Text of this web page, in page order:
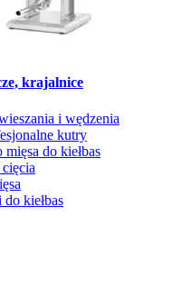
krajalnice
i wędzenia
kutry
do kiełbas
kiełbas